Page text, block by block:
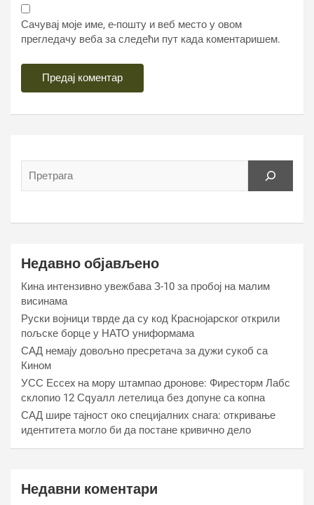
Сачувај моје име, е-пошту и веб место у овом
прегледачу веба за следећи пут када коментаришем.
Недавно објављено
Кина интензивно увежбава З-10 за пробој на малим
висинама
Руски војници тврде да су код Краснојарског открили
пољске борце у НАТО униформама
САД немају довољно пресретача за дужи сукоб са
Кином
УСС Ессеx на мору штампао дронове: Фиресторм Лабс
склопио 12 Сqуалл летелица без допуне са копна
САД шире тајност око специјалних снага: откривање
идентитета могло би да постане кривично дело
Недавни коментари